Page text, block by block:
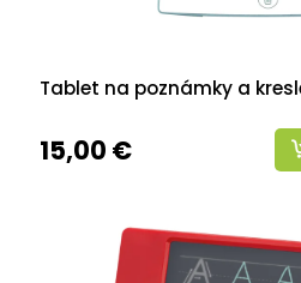
Tablet na poznámky a
15,00 €